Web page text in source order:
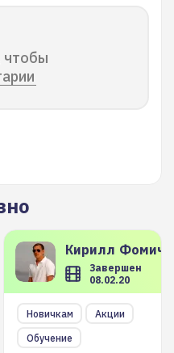
чтобы
Кирилл
Завершен
08.02.20
Новичкам
Акции
Обучение